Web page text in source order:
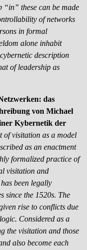
“in” these can be made
of networks
in formal
alone inhabit
description
of leadership as
das
von Michael
Kybernetik der
of visitation as a model
as an enactment
formalized practice of
visitation and
been legally
since the 1520s. The
rise to conflicts due
Considered as a
the visitation and those
also become each